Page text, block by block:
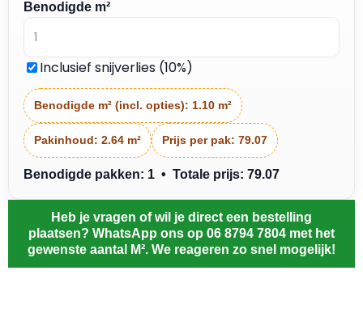
Benodigde m²
Inclusief snijverlies (10%)
Benodigde m² (incl. opties): 1.10 m²
Pakinhoud: 2.64 m² Prijs per pak: 79.07
Benodigde pakken: 1 • Totale prijs: 79.07
Heb je vragen of wil je direct een bestelling
plaatsen? WhatsApp ons op 06 8794 7804 met het
gewenste aantal M². We reageren zo snel mogelijk!